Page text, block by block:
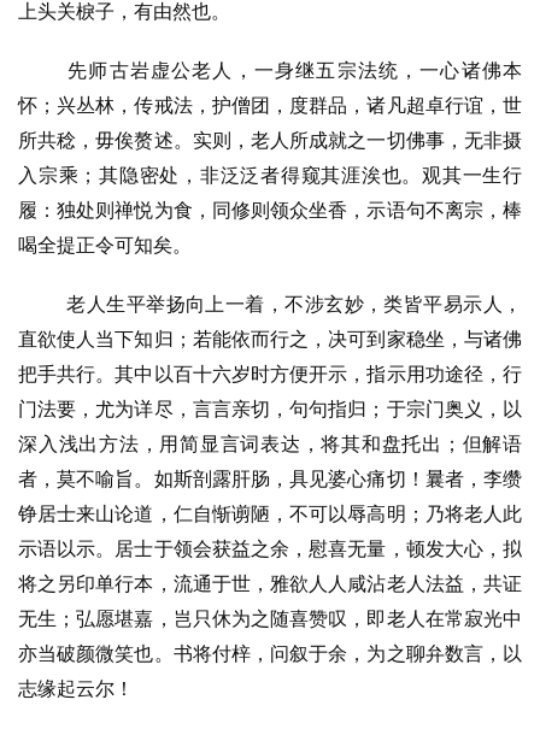
讯
八
点
僧
音
僧
访
谈
上头关棙子，有由然也。
先师古岩虚公老人，一身继五宗法统，一心诸佛本
怀；兴丛林，传戒法，护僧团，度群品，诸凡超卓行谊，世
所共稔，毋俟赘述。实则，老人所成就之一切佛事，无非摄
入宗乘；其隐密处，非泛泛者得窥其涯涘也。观其一生行
履：独处则禅悦为食，同修则领众坐香，示语句不离宗，棒
喝全提正令可知矣。
老人生平举扬向上一着，不涉玄妙，类皆平易示人，
直欲使人当下知归；若能依而行之，决可到家稳坐，与诸佛
把手共行。其中以百十六岁时方便开示，指示用功途径，行
门法要，尤为详尽，言言亲切，句句指归；于宗门奥义，以
深入浅出方法，用简显言词表达，将其和盘托出；但解语
者，莫不喻旨。如斯剖露肝肠，具见婆心痛切！曩者，李缵
铮居士来山论道，仁自惭谫陋，不可以辱高明；乃将老人此
示语以示。居士于领会获益之余，慰喜无量，顿发大心，拟
将之另印单行本，流通于世，雅欲人人咸沾老人法益，共证
无生；弘愿堪嘉，岂只休为之随喜赞叹，即老人在常寂光中
亦当破颜微笑也。书将付梓，问叙于余，为之聊弁数言，以
志缘起云尔！